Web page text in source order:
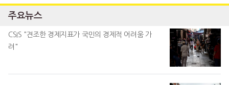
주요뉴스
CSIS "견조한 경제지표가 국민의 경제적 어려움 가
려"